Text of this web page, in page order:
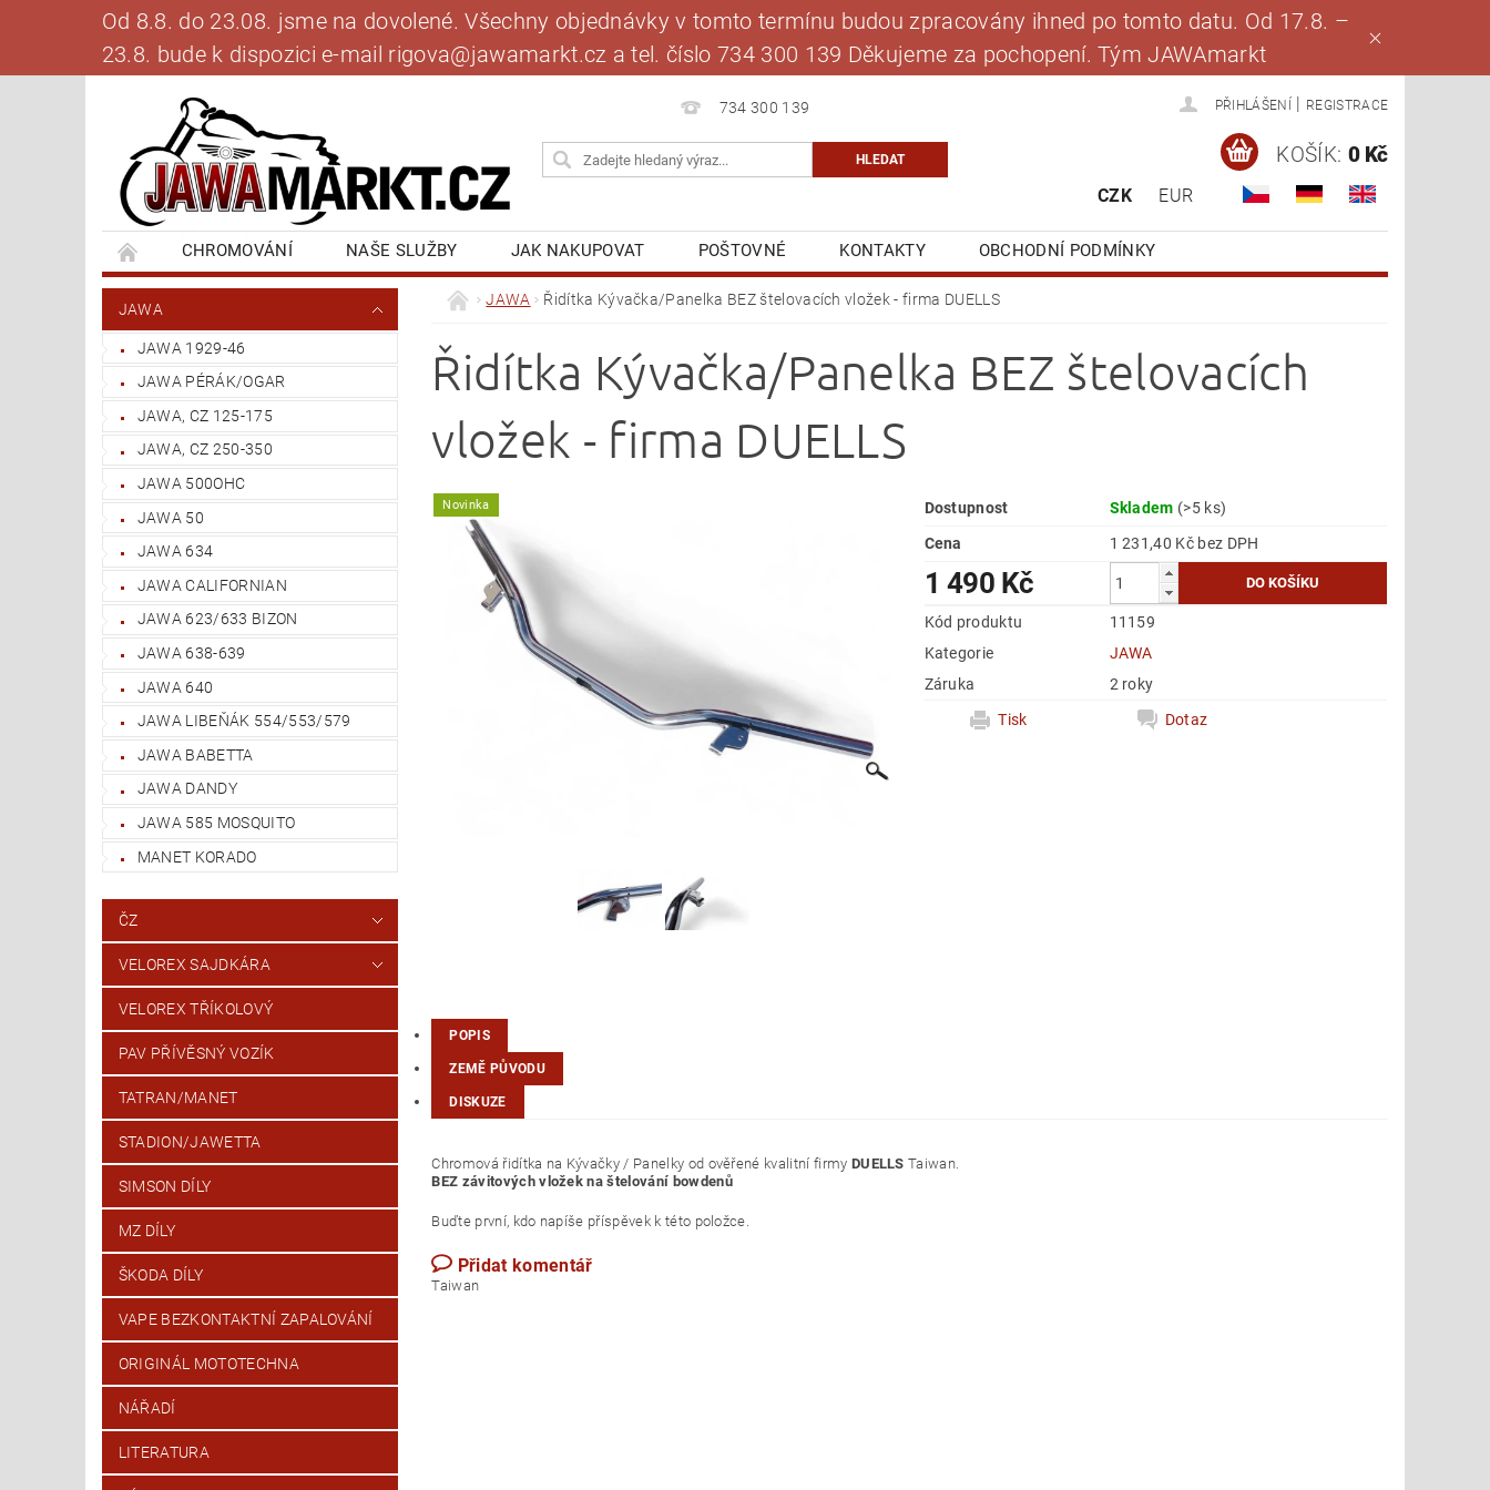
Od 8.8. do 23.08. jsme na dovolené. Všechny objednávky v tomto termínu budou zpracovány ihned po tomto datu. Od 17.8. –
23.8. bude k dispozici e-mail rigova@jawamarkt.cz a tel. číslo 734 300 139 Děkujeme za pochopení. Tým JAWAmarkt
734 300 139 PŘIHLÁŠENÍ REGISTRACE
CZK EUR
KOŠÍK: 0 Kč
CHROMOVÁNÍ NAŠE SLUŽBY JAK NAKUPOVAT POŠTOVNÉ KONTAKTY
OBCHODNÍ PODMÍNKY
BANKOVNÍ SPOJENÍ
NAPIŠTE NÁM BLOG MOJE OBJEDNÁVKA
JAWA
JAWA 1929-46
JAWA PÉRÁK/OGAR
JAWA, CZ 125-175
JAWA, CZ 250-350
JAWA 500OHC
JAWA 50
JAWA 634
JAWA CALIFORNIAN
JAWA 623/633 BIZON
JAWA 638-639
JAWA 640
JAWA LIBEŇÁK 554/553/579
JAWA BABETTA
JAWA DANDY
JAWA 585 MOSQUITO
MANET KORADO
ČZ
VELOREX SAJDKÁRA
VELOREX TŘÍKOLOVÝ
PAV PŘÍVĚSNÝ VOZÍK
TATRAN/MANET
STADION/JAWETTA
SIMSON DÍLY
MZ DÍLY
ŠKODA DÍLY
VAPE BEZKONTAKTNÍ ZAPALOVÁNÍ
ORIGINÁL MOTOTECHNA
NÁŘADÍ
LITERATURA
JAWA Řidítka Kývačka/Panelka BEZ štelovacích vložek - firma DUELLS
Řidítka Kývačka/Panelka BEZ štelovacích
vložek - firma DUELLS
Novinka Dostupnost Skladem (>5 ks)
Cena
1 231,40 Kč bez DPH
1 490 Kč
Kód produktu
11159
Kategorie
JAWA
Záruka
2 roky
Tisk
Dotaz
POPIS
ZEMĚ PŮVODU
DISKUZE
Chromová řidítka na Kývačky / Panelky od ověřené kvalitní firmy DUELLS Taiwan.
BEZ závitových vložek na štelování bowdenů
Buďte první, kdo napíše příspěvek k této položce.
Přidat komentář
Taiwan